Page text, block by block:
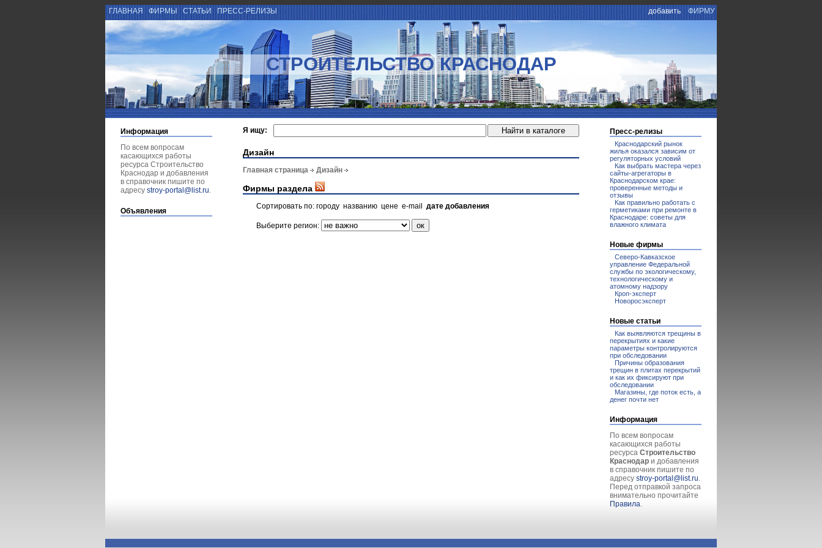
ГЛАВНАЯ ФИРМЫ СТАТЬИ ПРЕСС-РЕЛИЗЫ добавить ФИРМУ
СТРОИТЕЛЬСТВО КРАСНОДАР
Информация
По всем вопросам
касающихся работы
ресурса Строительство
Краснодар и добавления
в справочник пишите по
адресу stroy-portal@list.ru.
Объявления
Я ищу:
Дизайн
Главная страница Дизайн
Фирмы раздела
Сортировать по: городу названию цене e-mail дате добавления
Выберите регион:
Пресс-релизы
Краснодарский рынок
жилья оказался зависим от
регуляторных условий
Как выбрать мастера через
сайты-агрегаторы в
Краснодарском крае:
проверенные методы и
отзывы
Как правильно работать с
герметиками при ремонте в
Краснодаре: советы для
влажного климата
Новые фирмы
Северо-Кавказское
управление Федеральной
службы по экологическому,
технологическому и
атомному надзору
Кроп-эксперт
Новоросэксперт
Новые статьи
Как выявляются трещины в
перекрытиях и какие
параметры контролируются
при обследовании
Причины образования
трещин в плитах перекрытий
и как их фиксируют при
обследовании
Магазины, где поток есть, а
денег почти нет
Информация
По всем вопросам
касающихся работы
ресурса Строительство
Краснодар и добавления
в справочник пишите по
адресу stroy-portal@list.ru.
Перед отправкой запроса
внимательно прочитайте
Правила.